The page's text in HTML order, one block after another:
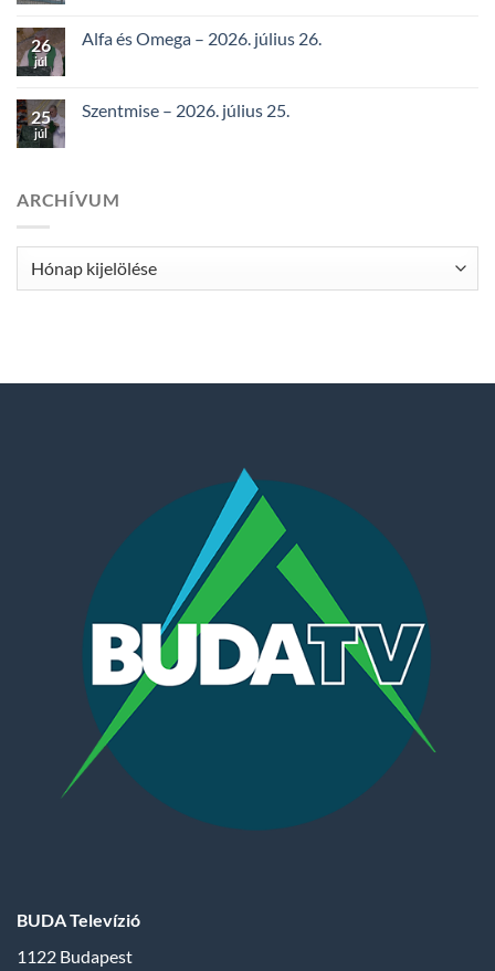
26
júl
Alfa és Omega – 2026. július 26.
25
júl
Szentmise – 2026. július 25.
ARCHÍVUM
Archívum
BUDA Televízió
1122 Budapest